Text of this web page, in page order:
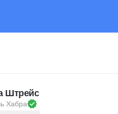
Штрейс
Хабра